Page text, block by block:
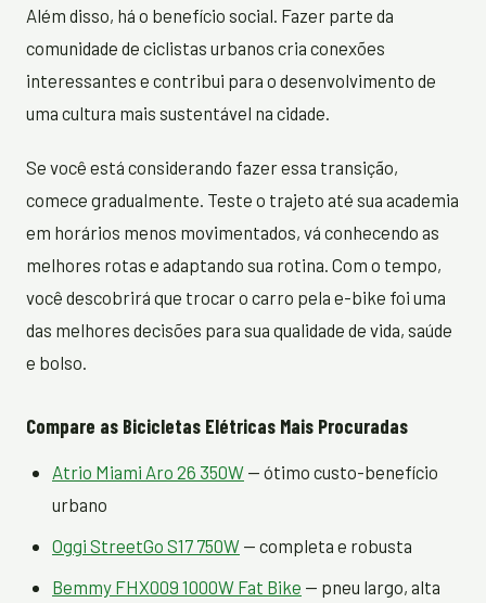
Além disso, há o benefício social. Fazer parte da
comunidade de ciclistas urbanos cria conexões
interessantes e contribui para o desenvolvimento de
uma cultura mais sustentável na cidade.
Se você está considerando fazer essa transição,
comece gradualmente. Teste o trajeto até sua academia
em horários menos movimentados, vá conhecendo as
melhores rotas e adaptando sua rotina. Com o tempo,
você descobrirá que trocar o carro pela e-bike foi uma
das melhores decisões para sua qualidade de vida, saúde
e bolso.
Compare as Bicicletas Elétricas Mais Procuradas
Atrio Miami Aro 26 350W — ótimo custo-benefício
urbano
Oggi StreetGo S17 750W — completa e robusta
Bemmy FHX009 1000W Fat Bike — pneu largo, alta